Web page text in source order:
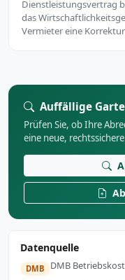
Dienstleistungsvertrag
das
Vermieter eine
Auffällige
Prüfen Sie, ob Ihre
eine neue,
Datenquelle
DMB DMB